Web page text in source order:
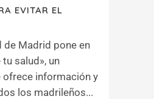
EVITAR EL
de Madrid pone en
salud», un
ofrece información y
los madrileños...